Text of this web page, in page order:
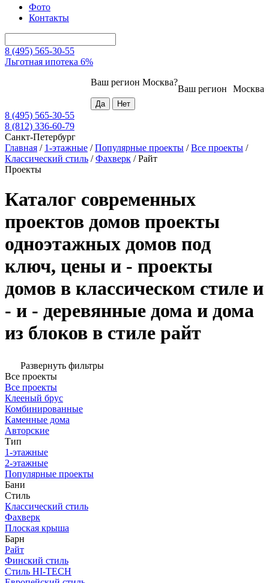
Фото
Контакты
8 (495) 565-30-55
Льготная ипотека 6%
Москва
Ваш регион
Ваш регион Москва?
8 (495) 565-30-55
8 (812) 336-60-79
Санкт-Петербург
Главная / 1-этажные /Популярные проекты /Все проекты /
Классический стиль /Фахверк /Райт
Проекты
Каталог современных
проектов домов проекты
одноэтажных домов под
ключ, цены и - проекты
домов в классическом стиле и
- и - деревянные дома и дома
из блоков в стиле райт
Развернуть фильтры
Все проекты
Все проекты
Клееный брус
Комбинированные
Каменные дома
Авторские
Тип
1-этажные
2-этажные
Популярные проекты
Бани
Стиль
Классический стиль
Фахверк
Плоская крыша
Барн
Райт
Финский стиль
Стиль HI-TECH